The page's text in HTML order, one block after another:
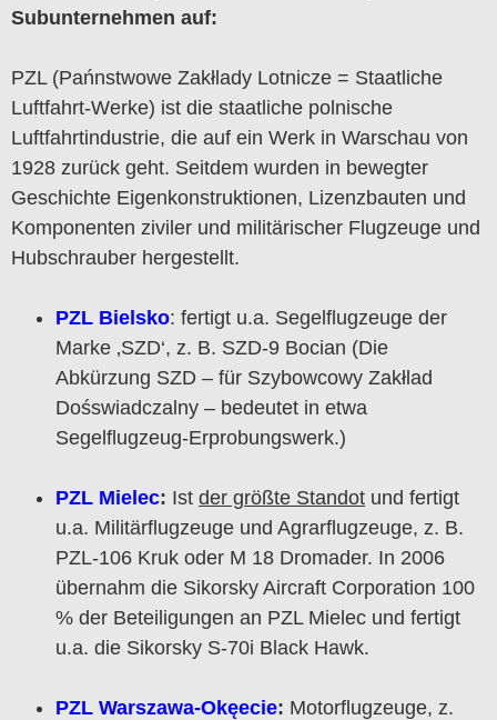
Subunternehmen auf:
PZL (Pańnstwowe Zakłlady Lotnicze = Staatliche
Luftfahrt-Werke) ist die staatliche polnische
Luftfahrtindustrie, die auf ein Werk in Warschau von
1928 zurück geht. Seitdem wurden in bewegter
Geschichte Eigenkonstruktionen, Lizenzbauten und
Komponenten ziviler und militärischer Flugzeuge und
Hubschrauber hergestellt.
PZL Bielsko: fertigt u.a. Segelflugzeuge der
Marke ‚SZD‘, z. B. SZD-9 Bocian (Die
Abkürzung SZD – für Szybowcowy Zakłlad
Dośswiadczalny – bedeutet in etwa
Segelflugzeug-Erprobungswerk.)
PZL Mielec: Ist der größte Standot und fertigt
u.a. Militärflugzeuge und Agrarflugzeuge, z. B.
PZL-106 Kruk oder M 18 Dromader. In 2006
übernahm die Sikorsky Aircraft Corporation 100
% der Beteiligungen an PZL Mielec und fertigt
u.a. die Sikorsky S-70i Black Hawk.
PZL Warszawa-Okęecie: Motorflugzeuge, z.